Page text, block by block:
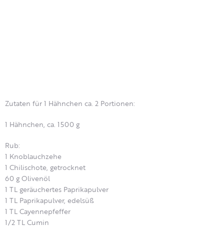
Zutaten für 1 Hähnchen ca. 2 Portionen:
1 Hähnchen, ca. 1500 g
Rub:
1 Knoblauchzehe
1 Chilischote, getrocknet
60 g Olivenöl
1 TL geräuchertes Paprikapulver
1 TL Paprikapulver, edelsüß
1 TL Cayennepfeffer
1/2 TL Cumin